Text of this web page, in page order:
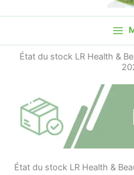
État du stock LR Health &
État du stock LR Health &